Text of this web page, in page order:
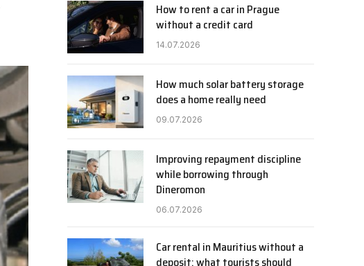
How to rent a car in Prague
without a credit card
14.07.2026
How much solar battery storage
does a home really need
09.07.2026
Improving repayment discipline
while borrowing through
Dineromon
06.07.2026
Car rental in Mauritius without a
deposit: what tourists should